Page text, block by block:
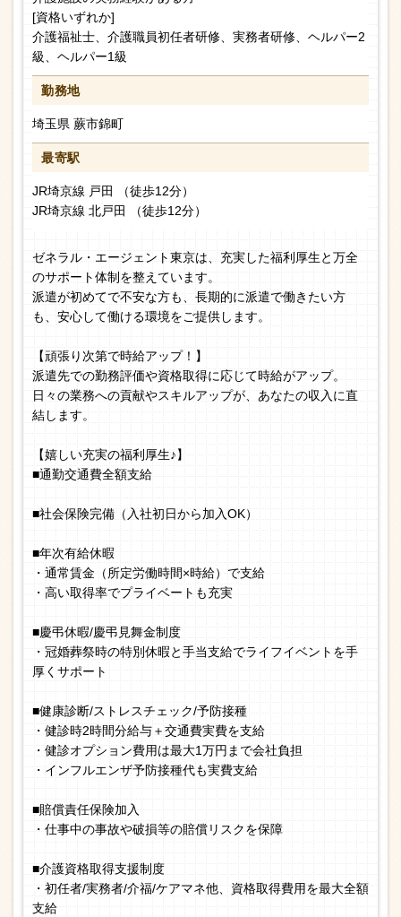
[資格いずれか]
介護福祉士、介護職員初任者研修、実務者研修、ヘルパー2
級、ヘルパー1級
勤務地
埼玉県 蕨市錦町
最寄駅
JR埼京線 戸田 （徒歩12分）
JR埼京線 北戸田 （徒歩12分）
ゼネラル・エージェント東京は、充実した福利厚生と万全
のサポート体制を整えています。
派遣が初めてで不安な方も、長期的に派遣で働きたい方
も、安心して働ける環境をご提供します。
【頑張り次第で時給アップ！】
派遣先での勤務評価や資格取得に応じて時給がアップ。
日々の業務への貢献やスキルアップが、あなたの収入に直
結します。
【嬉しい充実の福利厚生♪】
■通勤交通費全額支給
■社会保険完備（入社初日から加入OK）
■年次有給休暇
・通常賃金（所定労働時間×時給）で支給
・高い取得率でプライベートも充実
■慶弔休暇/慶弔見舞金制度
・冠婚葬祭時の特別休暇と手当支給でライフイベントを手
厚くサポート
■健康診断/ストレスチェック/予防接種
・健診時2時間分給与＋交通費実費を支給
・健診オプション費用は最大1万円まで会社負担
・インフルエンザ予防接種代も実費支給
■賠償責任保険加入
・仕事中の事故や破損等の賠償リスクを保障
■介護資格取得支援制度
・初任者/実務者/介福/ケアマネ他、資格取得費用を最大全額
支給